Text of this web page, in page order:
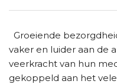
Groeiende
vaker en luider aan de
veerkracht van hun
gekoppeld aan het